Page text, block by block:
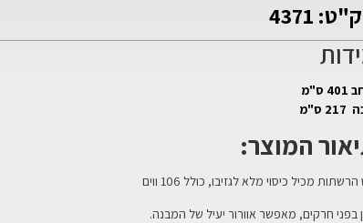
4371
ס"מ
ס"מ
המוצר:
מכיל כיסוי מלא לגזיבו, כולל 106 ווים
בפני חרקים, מאפשר אוורור יעיל של המבנה.